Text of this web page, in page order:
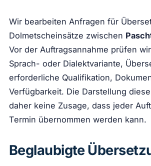
Wir bearbeiten Anfragen für
Dolmetscheinsätze zwischen
Vor der Auftragsannahme prüfen
Sprach- oder Dialektvariante,
erforderliche Qualifikation,
Verfügbarkeit. Die Darstellung
daher keine Zusage, dass jeder
Termin übernommen werden kann.
Beglaubigte